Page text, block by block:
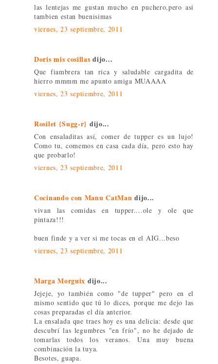
las lentejas me gustan mucho en puchero,pero asi
tambien estan buenisimas
viernes, 23 septiembre, 2011
Doris mis cosillas dijo...
Que fiambrera tan rica y saludable cargadita de
hierro mmmm me apunto amiga MUAAAA
viernes, 23 septiembre, 2011
Rosilet {Sugg-r} dijo...
Con ensaladitas así, comer de tupper es un lujo!
Como tu, comemos en casa cada día, pero esto hay
que probarlo!
viernes, 23 septiembre, 2011
Cocinando con Manu CatMan dijo...
vivan las comidas en tupper....ole y ole que
pintaza!!!
buen finde y a ver si me tocas en el AIG...beso
viernes, 23 septiembre, 2011
Marga Morguix dijo...
Jejeje, yo también como "de tupper" pero en el
mismo sentido que tú lo dices, porque me dejo las
cosas preparadas el día anterior.
La ensalada que traes hoy es una delicia: desde que
descubrí las legumbres "en frío", no he dejado de
tomarlas todos los veranos. Una muy buena
combinación la tuya.
Besotes, guapa.